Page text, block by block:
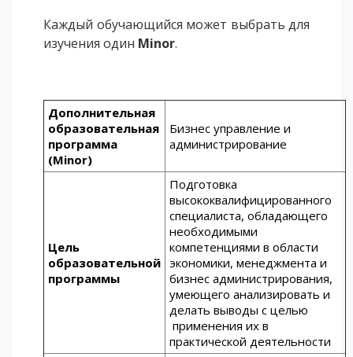
Очное с применением дистанционных технологий
Каждый обучающийся может выбрать для
изучения один Minor.
Дополнительная
образовательная
программа
(Minor)
Бизнес управление и
администрирование
Цель
образовательной
программы
Подготовка
высококвалифицированного
специалиста, обладающего
необходимыми
компетенциями в области
экономики, менеджмента и
бизнес администрирования,
умеющего анализировать и
делать выводы с целью
применения их в
практической деятельности